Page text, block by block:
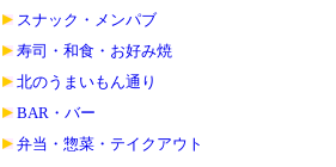
スナック・メンパブ
寿司・和食・お好み焼
北のうまいもん通り
BAR・バー
弁当・惣菜・テイクアウト